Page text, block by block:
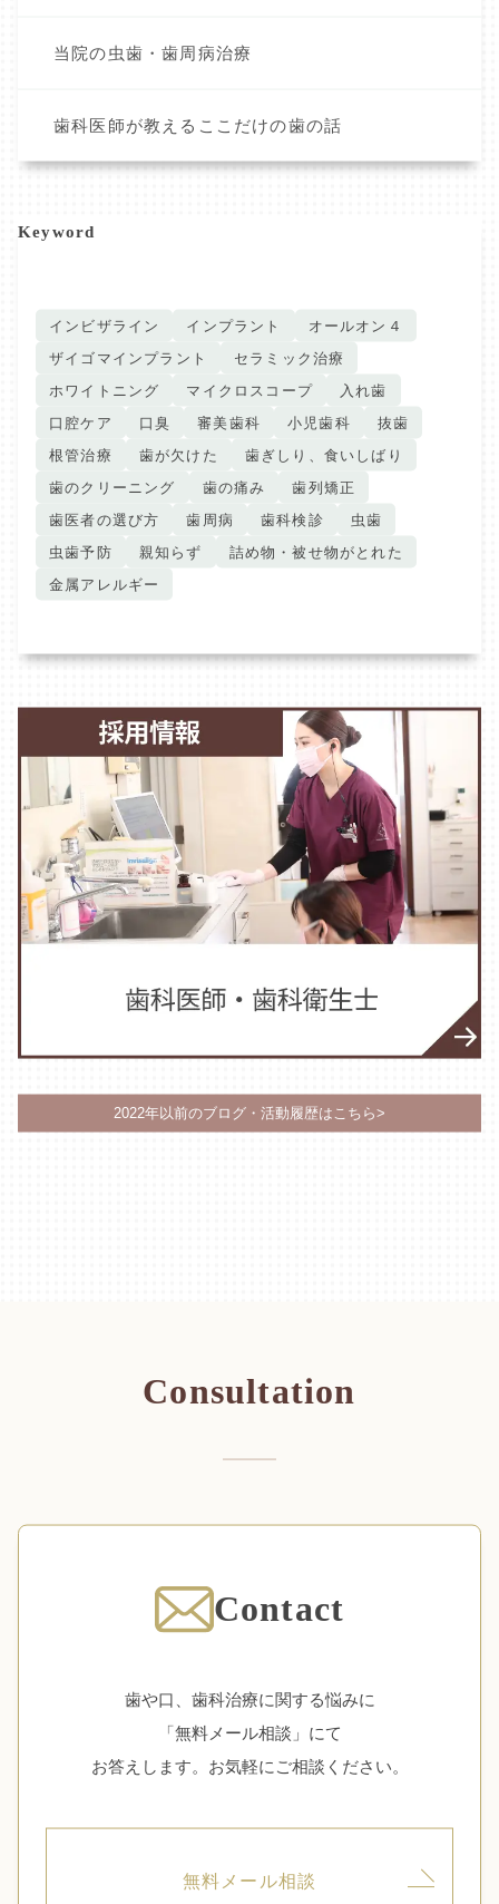
当院の虫歯・歯周病治療
歯科医師が教えるここだけの歯の話
Keyword
インビザライン インプラント
オールオン４
ザイゴマインプラント
セラミック治療
ホワイトニング
マイクロスコープ
入れ歯
口腔ケア
口臭 審美歯科 小児歯科
抜歯
根管治療
歯が欠けた
歯ぎしり、食いしばり
歯のクリーニング
歯の痛み
歯列矯正
歯医者の選び方
歯周病 歯科検診
虫歯
虫歯予防
親知らず
詰め物・被せ物がとれた
金属アレルギー
2022年以前のブログ・活動履歴はこちら>
Consultation
Contact
歯や口、歯科治療に関する悩みに
「無料メール相談」にて
お答えします。お気軽にご相談ください。
無料メール相談